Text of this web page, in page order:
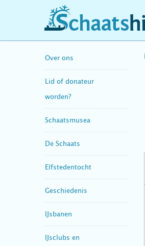
schaatshistorie.nl
Over ons
Lid of donateur
worden?
Schaatsmusea
De Schaats
Elfstedentocht
Geschiedenis
IJsbanen
IJsclubs en